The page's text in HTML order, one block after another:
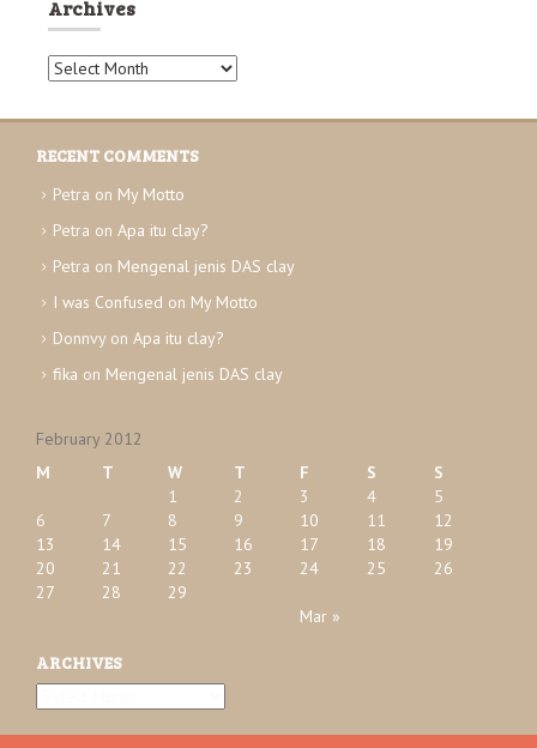
e
g
o
r
e
s
Archives
A
c
i
v
s
RECENT COMMENTS
Petra on My Motto
Petra on Apa itu clay?
Petra on Mengenal jenis DAS clay
I was Confused on My Motto
Donnvy on Apa itu clay?
fika on Mengenal jenis DAS clay
February 2012
M
T W T F S S
Mar »
1 2 3 4
5
6
7 8 9 10 11
12
13
14 15 16 17 18
19
20
21 22 23 24 25
26
27
28 29
ARCHIVES